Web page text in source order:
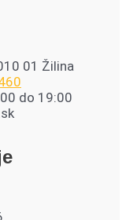
01 Žilina
do 19:00